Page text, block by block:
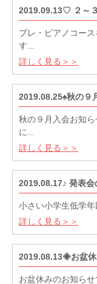
2019.09.13♡ ２～
プレ・ピアノコー
す...
詳しく見る＞＞
2019.08.25♠秋の９
秋の９月入会お知
に...
詳しく見る＞＞
2019.08.17♪ 発表会
小さい小学生低学年
詳しく見る＞＞
2019.08.13◈お盆
お盆休みのお知ら